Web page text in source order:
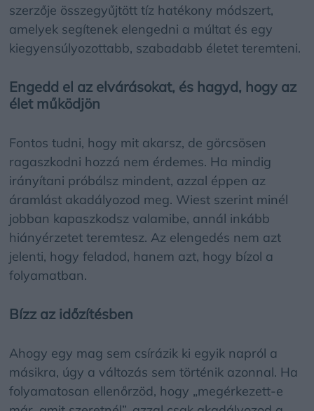
szerzője összegyűjtött tíz hatékony módszert,
amelyek segítenek elengedni a múltat és egy
kiegyensúlyozottabb, szabadabb életet teremteni.
Engedd el az elvárásokat, és hagyd, hogy az
élet működjön
Fontos tudni, hogy mit akarsz, de görcsösen
ragaszkodni hozzá nem érdemes. Ha mindig
irányítani próbálsz mindent, azzal éppen az
áramlást akadályozod meg. Wiest szerint minél
jobban kapaszkodsz valamibe, annál inkább
hiányérzetet teremtesz. Az elengedés nem azt
jelenti, hogy feladod, hanem azt, hogy bízol a
folyamatban.
Bízz az időzítésben
Ahogy egy mag sem csírázik ki egyik napról a
másikra, úgy a változás sem történik azonnal. Ha
folyamatosan ellenőrzöd, hogy „megérkezett-e